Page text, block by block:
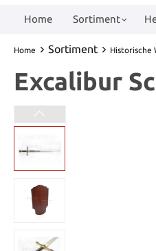
Home Sortiment
Home Sortiment Historische
Excalibur